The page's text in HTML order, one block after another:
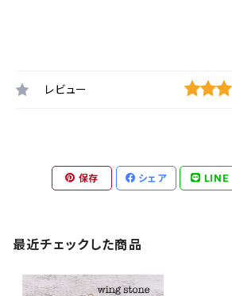
レビュー
保存 シェア LINE
最近チェックした商品